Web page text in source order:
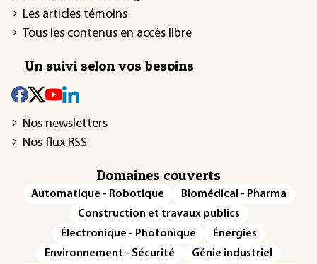
Les articles témoins
Tous les contenus en accès libre
Un suivi selon vos besoins
Nos newsletters
Nos flux RSS
Domaines couverts
Automatique - Robotique
Biomédical - Pharma
Construction et travaux publics
Électronique - Photonique
Énergies
Environnement - Sécurité
Génie industriel